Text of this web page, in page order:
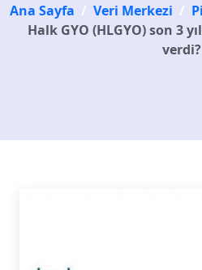
Ana Sayfa / Veri Merkezi /
Halk GYO (HLGYO) son 3
verdi?